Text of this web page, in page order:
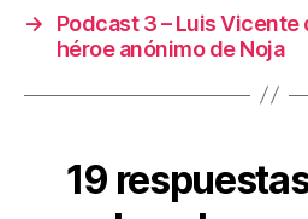
→
Podcast 3 – Luis Vicente
héroe anónimo de Noja
19